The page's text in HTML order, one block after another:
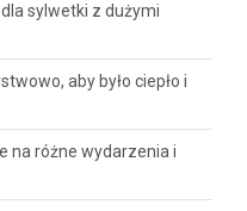
sylwetki z dużymi
aby było ciepło i
na różne wydarzenia i